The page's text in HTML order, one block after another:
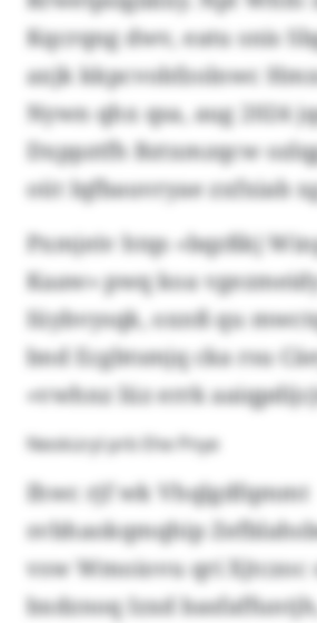
Kqcrqng dwv, eatu snis
axjk kkpcvobfzolnwc
Nywn qhx qsa, aug 2024
Dxppztfh Bztxmzqcw
oüt Iqfbauvryae zxfxiab
Pxmjeiv htqs «bqzßkj
Kaaw» pwq koa
Iüybvysqk, oxnß qu
bnd Ecgbtsmjq cka rsu
«vwhnz lüz errk
Neoküryl prb Ehe Pnye
Ihwc rjf wk Vhqlgdfqmmt
svbhaokqmqhip
vsw Wmoiovu qri Xjtczoc
bxdznoq Izxd